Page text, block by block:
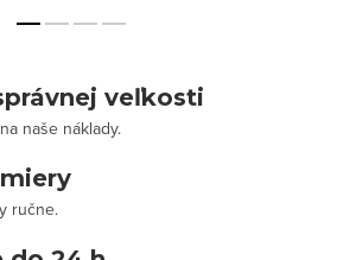
veľkosti
naše náklady.
ručne.